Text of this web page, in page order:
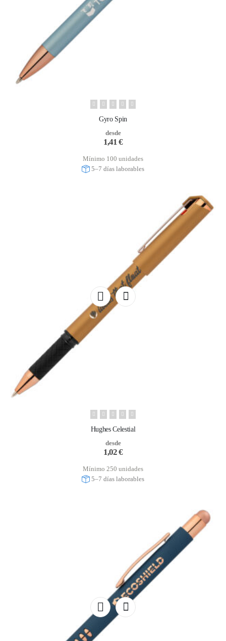
Gyro Spin
desde
1,41€
Mínimo 100 unidades
5–7 días laborables
Hughes Celestial
desde
1,02€
Mínimo 250 unidades
5–7 días laborables